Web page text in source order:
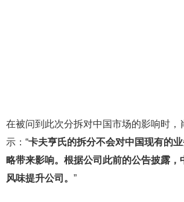
在被问到此次分拆对中国市场的影响时，
示：“卡夫亨氏的拆分不会对中国现有的
略带来影响。根据公司此前的公告披露，
风味提升公司。 ”